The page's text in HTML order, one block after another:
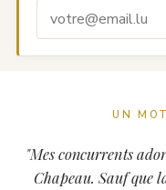
UN
"Mes concurrents
Chapeau. Sauf que